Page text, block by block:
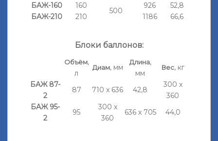
БАЖ-160
160
500
926
52,8
БАЖ-210
210 1186 66,6
Блоки баллонов:
Объём,
л
Диам, мм
Длина,
мм
Вес, кг
БАЖ 87-
2
87 710 x 636 42,8
300 x
360
БАЖ 95-
2
95
300 x
360
636 x 705 44,0